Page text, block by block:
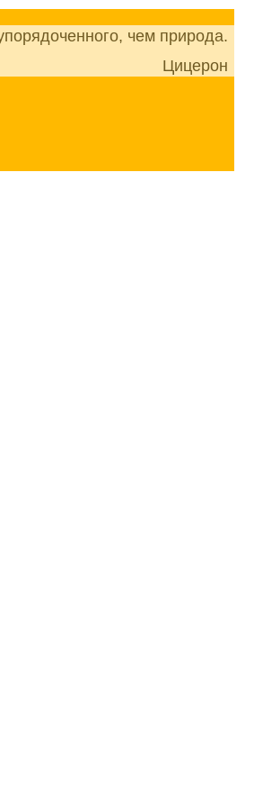
чем природа.
Цицерон